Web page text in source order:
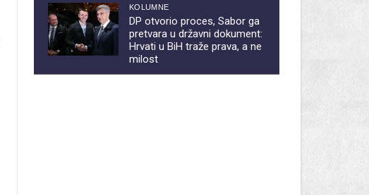
KOLUMNE
DP otvorio proces, Sabor ga
pretvara u državni dokument:
Hrvati u BiH traže prava, a ne
milost